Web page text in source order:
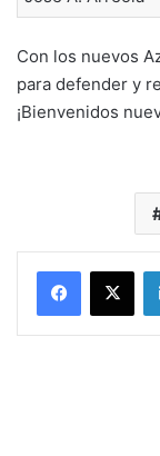
Con los nuevos
para defender y
¡Bienvenidos